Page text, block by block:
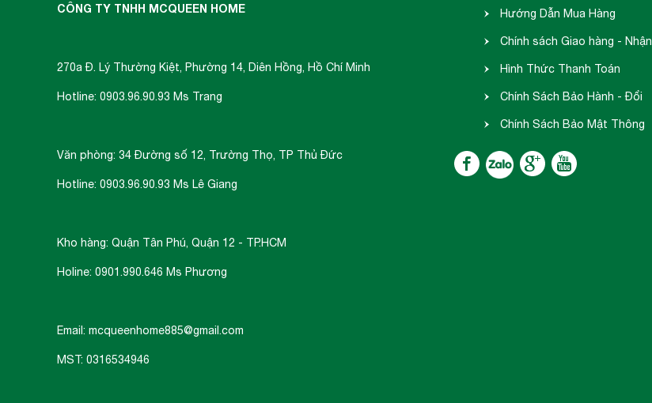
CÔNG TY TNHH MCQUEEN HOME
270a Đ. Lý Thường Kiệt, Phường 14, Diên Hồng, Hồ Chí Minh
Hotline: 0903.96.90.93 Ms Trang
Văn phòng: 34 Đường số 12, Trường Thọ, TP Thủ Đức
Hotline: 0903.96.90.93 Ms Lê Giang
Kho hàng: Quận Tân Phú, Quận 12 - TP.HCM
Holine: 0901.990.646 Ms Phương
Email: mcqueenhome885@gmail.com
MST: 0316534946
Hướng Dẫn Mua Hàng
Chính sách Giao hàng - Nhận
hàng
Hình Thức Thanh Toán
Chính Sách Bảo Hành - Đổi
Trả
Chính Sách Bảo Mật Thông
Tin